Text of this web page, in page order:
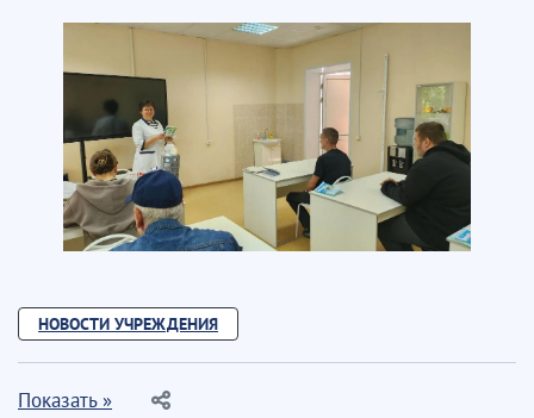
НОВОСТИ УЧРЕЖДЕНИЯ
Показать »